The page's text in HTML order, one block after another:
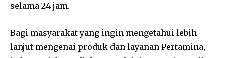
selama 24 jam.
Bagi masyarakat yang ingin mengetahui lebih
lanjut mengenai produk dan layanan Pertamina,